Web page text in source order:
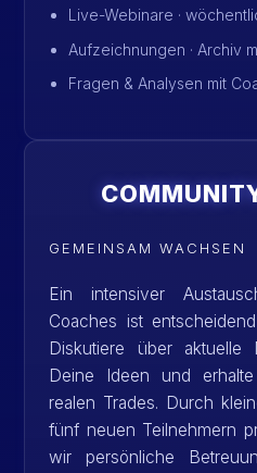
Live-Webinare ·
Aufzeichnungen · Archiv
Fragen & Analysen mit
GEMEINSAM WACHSEN
Ein intensiver
Coaches ist
Diskutiere über aktuelle
Deine Ideen und
realen Trades. Durch
fünf neuen Teilnehmern
wir persönliche